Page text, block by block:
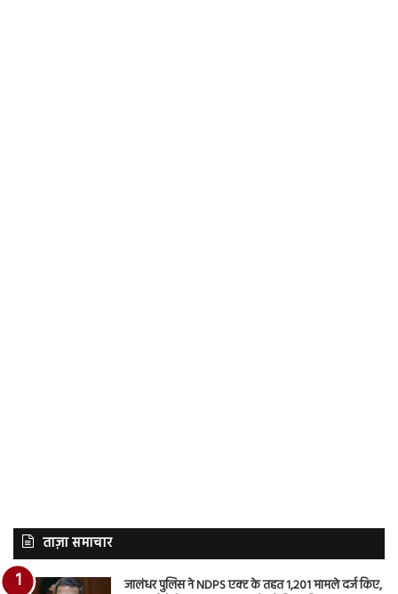
ताज़ा समाचार
जालंधर पुलिस ने NDPS एक्ट के तहत 1,201 मामले दर्ज किए,